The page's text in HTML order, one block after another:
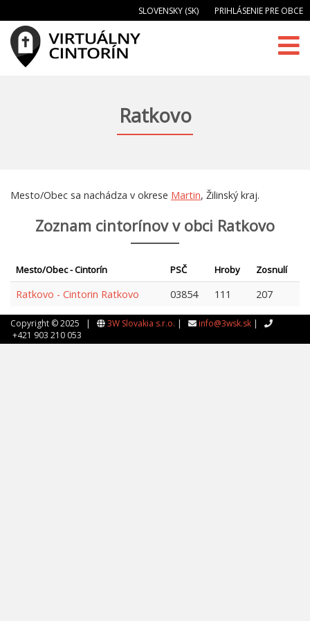
SLOVENSKY (SK) PRIHLÁSENIE PRE OBCE
Ratkovo
Mesto/Obec sa nachádza v okrese Martin, Žilinský kraj.
Zoznam cintorínov v obci Ratkovo
Mesto/Obec - Cintorín PSČ Hroby Zosnulí
Ratkovo - Cintorin Ratkovo 03854 111 207
Copyright © 2025 | 3W Slovakia s.r.o. | info@3wsk.sk |
+421 903 210 053